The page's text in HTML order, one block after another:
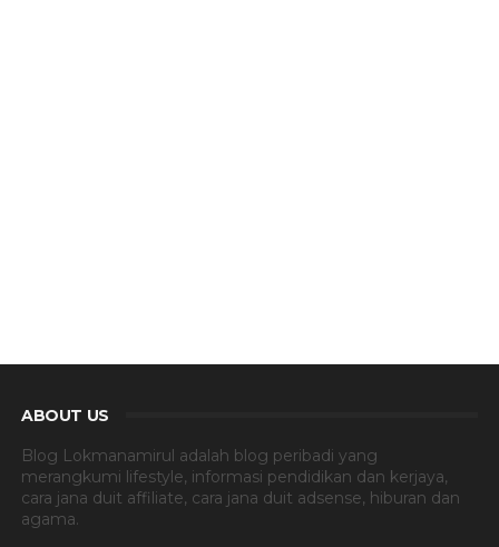
ABOUT US
Blog Lokmanamirul adalah blog peribadi yang
merangkumi lifestyle, informasi pendidikan dan kerjaya,
cara jana duit affiliate, cara jana duit adsense, hiburan dan
agama.